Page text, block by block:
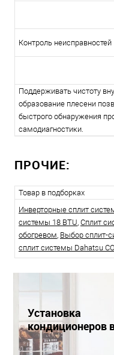
Контроль неисправностей
Поддерживать чистоту
образование плесени
быстрого обнаружения
самодиагностики.
ПРОЧИЕ:
Товар в подборках
Инверторные сплит
системы 18 BTU, Сплит
обогревом, Выбор сплит-
сплит системы Dahatsu
Установка
кондиционеров
Краснодаре